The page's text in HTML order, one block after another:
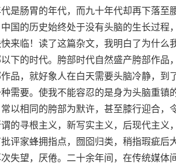
是肠胃的年代，而九十年代却再下落至
国的历史始终处于没有头脑的生长过程
来临！读了这篇杂文，我明白了为什么
下的时代。胯部时代自然盛产胯部作品
，就好象人在白天需要头脑冷静，到
需要。使我不能容忍的是身为头脑重镇
以相同的胯部为默许，甚至膝行迎合，
寻根主义，新写实主义，后现代主义
评家蜂拥指点，囫囵归类，稍指瑕疵后
失望，厌倦。二十余年间，在传统媒体